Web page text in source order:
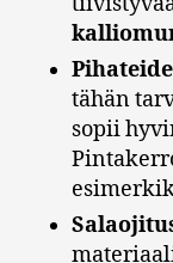
tähän
sopii